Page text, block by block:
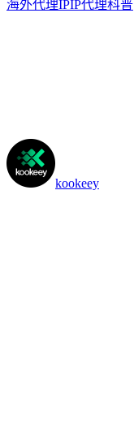
海外代理IPIP代理科普
kookeey